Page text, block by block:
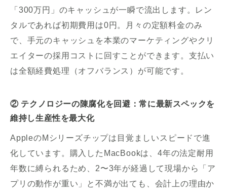
「300万円」のキャッシュが一瞬で流出します。レン
タルであれば初期費用は0円。月々の定額料金のみ
で、手元のキャッシュを本業のマーケティングやクリ
エイターの採用コストに回すことができます。支払い
は全額経費処理（オフバランス）が可能です。
② テクノロジーの陳腐化を回避：常に最新スペックを
維持し生産性を最大化
AppleのMシリーズチップは目覚ましいスピードで進
化しています。購入したMacBookは、4年の法定耐用
年数に縛られるため、2〜3年が経過して現場から「ア
プリの動作が重い」と不満が出ても、会計上の理由か